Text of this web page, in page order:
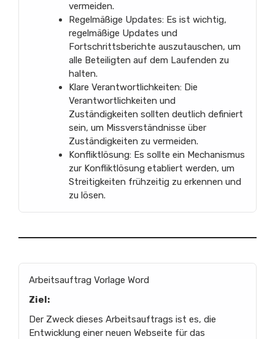
vermeiden.
Regelmäßige Updates: Es ist wichtig,
regelmäßige Updates und
Fortschrittsberichte auszutauschen, um
alle Beteiligten auf dem Laufenden zu
halten.
Klare Verantwortlichkeiten: Die
Verantwortlichkeiten und
Zuständigkeiten sollten deutlich definiert
sein, um Missverständnisse über
Zuständigkeiten zu vermeiden.
Konfliktlösung: Es sollte ein Mechanismus
zur Konfliktlösung etabliert werden, um
Streitigkeiten frühzeitig zu erkennen und
zu lösen.
Arbeitsauftrag Vorlage Word
Ziel:
Der Zweck dieses Arbeitsauftrags ist es, die
Entwicklung einer neuen Webseite für das